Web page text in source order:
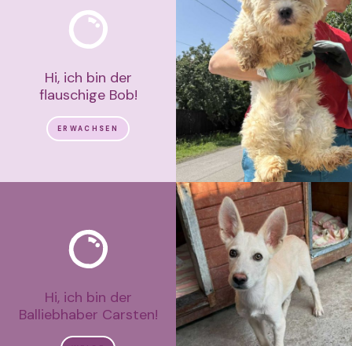
Hi, ich bin der
flauschige Bob!
ERWACHSEN
Hi, ich bin der
Balliebhaber Carsten!